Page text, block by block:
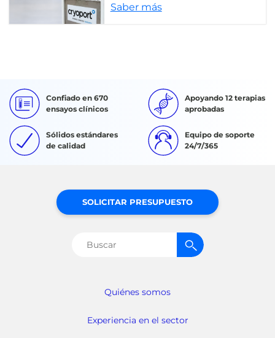
Saber más
Confiado en 670
ensayos clínicos
Apoyando 12 terapias
aprobadas
Sólidos estándares
de calidad
Equipo de soporte
24/7/365
Quiénes somos
Experiencia en el sector
SOLICITAR PRESUPUESTO
Buscar: